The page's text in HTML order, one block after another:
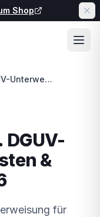
Shop
IPAF-Schulung vs. DGUV-Unterweisung: Kosten & Unterschiede 2026
&
für